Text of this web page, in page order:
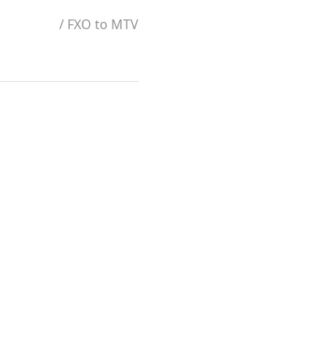
/ FXO to MTV